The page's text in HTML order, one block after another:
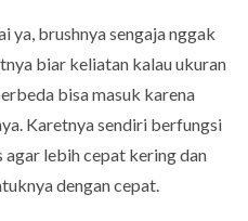
ya, brushnya sengaja nggak
biar keliatan kalau ukuran
bisa masuk karena
Karetnya sendiri berfungsi
lebih cepat kering dan
dengan cepat.